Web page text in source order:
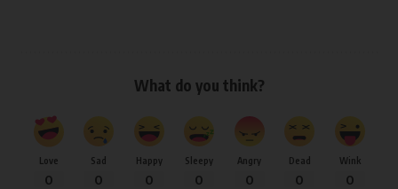
What do you think?
Love
0
Sad
0
Happy
0
Sleepy
0
Angry
0
Dead
0
Wink
0